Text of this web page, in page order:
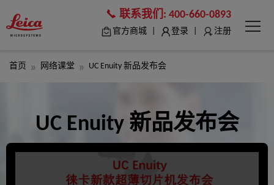
联系我们: 400-660-0893
官方商城 登录 注册
首页 网络课堂 UC Enuity 新品发布会
UC Enuity 新品发布会